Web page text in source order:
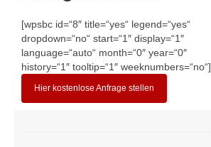
[wpsbc id=“8″ title=“yes“ legend=“yes“
dropdown=“no“ start=“1″ display=“1″
language=“auto“ month=“0″ year=“0″
history=“1″ tooltip=“1″ weeknumbers=“no“]
Hier kostenlose Anfrage stellen